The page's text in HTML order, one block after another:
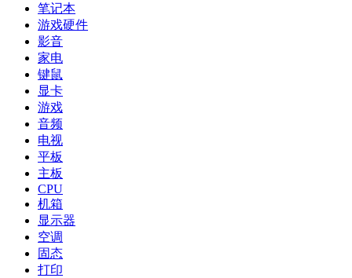
笔记本
游戏硬件
影音
家电
键鼠
显卡
游戏
音频
电视
平板
主板
CPU
机箱
显示器
空调
固态
打印